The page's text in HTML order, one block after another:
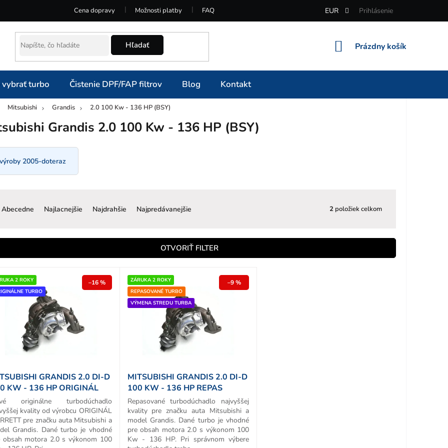
Cena dopravy Možnosti platby FAQ EUR Prihlásenie
Hľadať
NÁKUPNÝ
Prázdny košík
turbo Čistenie DPF/FAP filtrov Blog Kontakt
Mitsubishi Grandis 2.0 100 Kw - 136 HP (BSY)
Grandis 2.0 100 Kw - 136 HP (BSY)
2005-doteraz
Abecedne Najlacnejšie Najdrahšie Najpredávanejšie 2 položiek celkom
OTVORIŤ FILTER
2 ROKY
TURBO
–16 %
GRANDIS 2.0 DI-D
KW - 136 HP ORIGINÁL
originálne turbodúchadlo
kvality od výrobcu ORIGINÁL
pre značku auta Mitsubishi a
Grandis. Dané turbo je vhodné
obsah motora 2.0 s výkonom 100
ZÁRUKA 2 ROKY
REPASOVANÉ TURBO
VÝMENA STREDU TURBA
–9 %
MITSUBISHI GRANDIS 2.0 DI-D
100 KW - 136 HP REPAS
TURBA
Repasované turbodúchadlo najvyššej
kvality pre značku auta Mitsubishi a
model Grandis. Dané turbo je vhodné
pre obsah motora 2.0 s výkonom 100
Kw - 136 HP. Pri správnom výbere